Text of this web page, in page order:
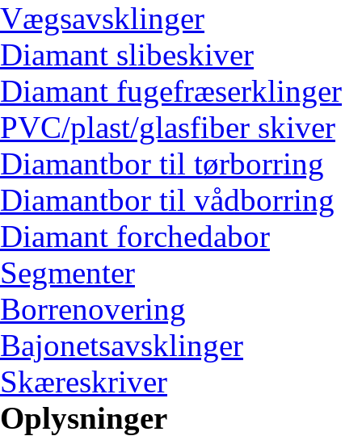
Vægsavsklinger
Diamant slibeskiver
Diamant fugefræserklinger
PVC/plast/glasfiber skiver
Diamantbor til tørborring
Diamantbor til vådborring
Diamant forchedabor
Segmenter
Borrenovering
Bajonetsavsklinger
Skæreskriver
Oplysninger